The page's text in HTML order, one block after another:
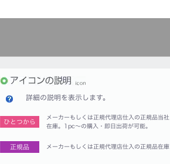
詳細の説明を表示します。
ひとつから
メーカーもしくは正規代理店仕入の正規品当社
在庫。1pc〜の購入・即日出荷が可能。
正規品 メーカーもしくは正規代理店仕入の正規品在庫